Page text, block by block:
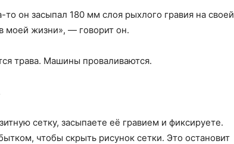
то он засыпал 180 мм слоя рыхлого гравия на своей
моей жизни», — говорит он.
трава. Машины проваливаются.
сетку, засыпаете её гравием и фиксируете.
чтобы скрыть рисунок сетки. Это остановит